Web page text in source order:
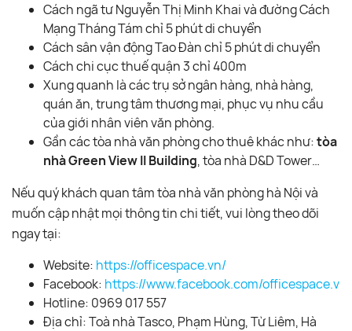
Cách ngã tư Nguyễn Thị Minh Khai và đường Cách
Mạng Tháng Tám chỉ 5 phút di chuyển
Cách sân vận động Tao Đàn chỉ 5 phút di chuyển
Cách chi cục thuế quận 3 chỉ 400m
Xung quanh là các trụ sở ngân hàng, nhà hàng,
quán ăn, trung tâm thương mại, phục vụ nhu cầu
của giới nhân viên văn phòng.
Gần các tòa nhà văn phòng cho thuê khác như:tòa
nhà Green View II Building, tòa nhà D&D Tower…
Nếu quý khách quan tâm tòa nhà văn phòng hà Nội và
muốn cập nhật mọi thông tin chi tiết, vui lòng theo dõi
ngay tại:
Website: https://officespace.vn/
Facebook: https://www.facebook.com/officespace.vn/
Hotline: 0969 017 557
Địa chỉ: Toà nhà Tasco, Phạm Hùng, Từ Liêm, Hà